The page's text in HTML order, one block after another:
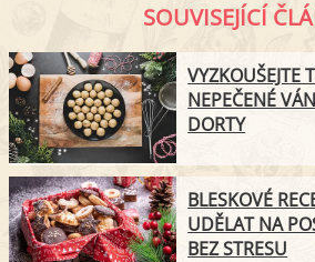
SOUVISEJÍCÍ
VYZKOUŠEJTE
NEPEČENÉ
DORTY
BLESKOVÉ
UDĚLAT NA
BEZ STRESU